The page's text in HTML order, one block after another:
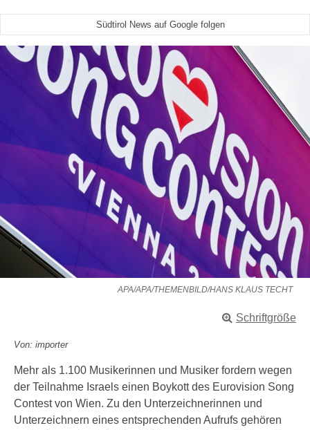
Südtirol News auf Google folgen
APA/APA/THEMENBILD/HANS KLAUS TECHT
Schriftgröße
Von: importer
Mehr als 1.100 Musikerinnen und Musiker fordern wegen
der Teilnahme Israels einen Boykott des Eurovision Song
Contest von Wien. Zu den Unterzeichnerinnen und
Unterzeichnern eines entsprechenden Aufrufs gehören